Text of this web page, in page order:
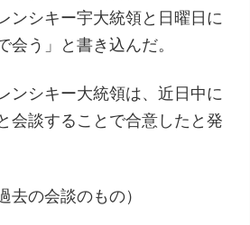
ンシキー宇大統領と日曜日に
会う」と書き込んだ。
ンシキー大統領は、近日中に
会談することで合意したと発
去の会談のもの）